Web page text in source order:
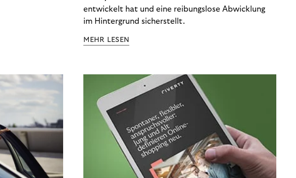
entwickelt hat und eine reibungslose Abwicklung
im Hintergrund sicherstellt.
MEHR LESEN